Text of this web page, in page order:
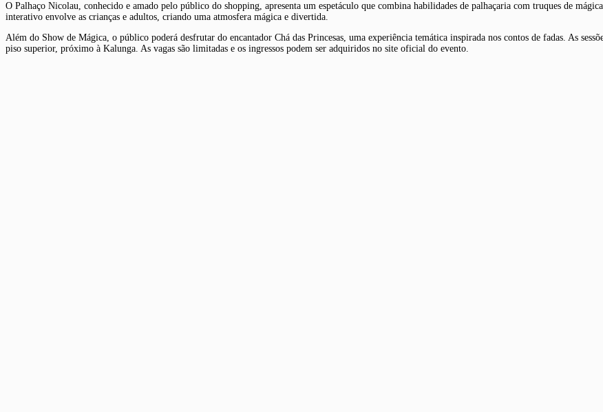
O Palhaço Nicolau, conhecido e amado pelo público do shopping, apresenta um espetáculo que combina habilidades de palhaçaria com truques de
interativo envolve as crianças e adultos, criando uma atmosfera mágica e divertida.
Além do Show de Mágica, o público poderá desfrutar do encantador Chá das Princesas, uma experiência temática inspirada nos contos de fadas. As
piso superior, próximo à Kalunga. As vagas são limitadas e os ingressos podem ser adquiridos no site oficial do evento.